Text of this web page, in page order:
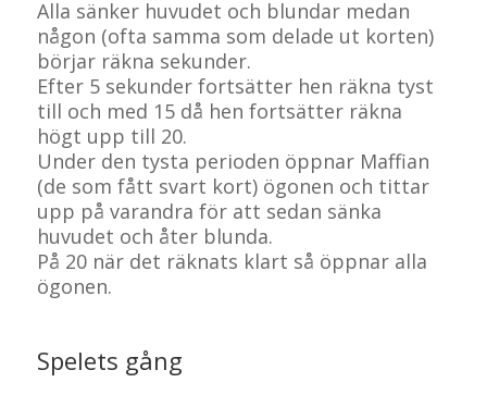
Alla sänker huvudet och blundar medan
någon (ofta samma som delade ut korten)
börjar räkna sekunder.
Efter 5 sekunder fortsätter hen räkna tyst
till och med 15 då hen fortsätter räkna
högt upp till 20.
Under den tysta perioden öppnar Maffian
(de som fått svart kort) ögonen och tittar
upp på varandra för att sedan sänka
huvudet och åter blunda.
På 20 när det räknats klart så öppnar alla
ögonen.
Spelets gång